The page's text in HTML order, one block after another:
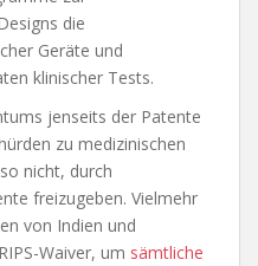
die
Geräte und
klinischer Tests.
jenseits der Patente
zu medizinischen
nicht, durch
freizugeben. Vielmehr
von Indien und
Waiver, um sämtliche